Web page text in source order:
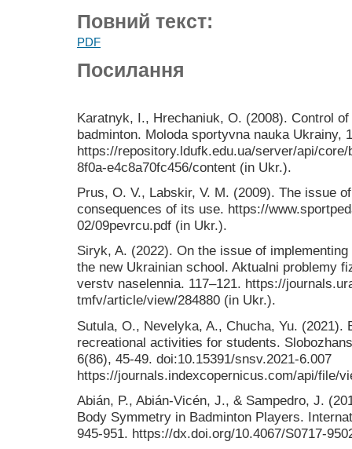
Повний текст:
PDF
Посилання
Karatnyk, I., Hrechaniuk, O. (2008). Control
badminton. Moloda sportyvna nauka Ukrainy,
https://repository.ldufk.edu.ua/server/api/
8f0a-e4c8a70fc456/content (in Ukr.).
Prus, O. V., Labskir, V. M. (2009). The issue
consequences of its use. https://
02/09pevrcu.pdf (in Ukr.).
Siryk, A. (2022). On the issue of
the new Ukrainian school. Aktualni problemy
verstv naselennia. 117–121. https://
tmfv/article/view/284880 (in Ukr.).
Sutula, O., Nevelyka, A., Chucha, Yu. (2021).
recreational activities for students.
6(86), 45-49. doi:10.15391/snsv.2021-6.007
https://journals.indexcopernicus.com/api/file/
Abián, P., Abián-Vicén, J., & Sampedro, J.
Body Symmetry in Badminton Players.
945-951. https://dx.doi.org/10.4067/S0717-